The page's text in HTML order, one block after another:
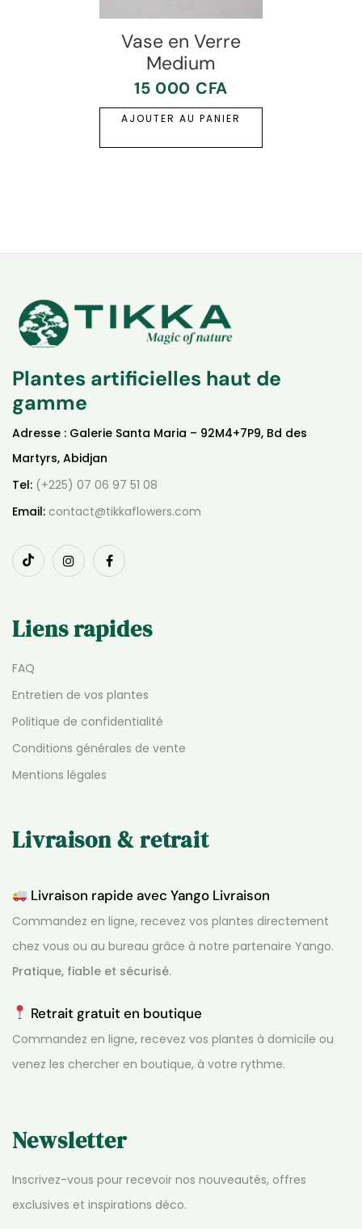
Vase en Verre
Medium
15 000 CFA
AJOUTER AU PANIER
Plantes artificielles haut de
gamme
Adresse : Galerie Santa Maria – 92M4+7P9, Bd des
Martyrs, Abidjan
Tel: (+225) 07 06 97 51 08
Email: contact@tikkaflowers.com
Liens rapides
FAQ
Entretien de vos plantes
Politique de confidentialité
Conditions générales de vente
Mentions légales
Livraison & retrait
Livraison rapide avec Yango Livraison
Commandez en ligne, recevez vos plantes directement
chez vous ou au bureau grâce à notre partenaire Yango.
Pratique, fiable et sécurisé.
Retrait gratuit en boutique
Commandez en ligne, recevez vos plantes à domicile ou
venez les chercher en boutique, à votre rythme.
Newsletter
Inscrivez-vous pour recevoir nos nouveautés, offres
exclusives et inspirations déco.